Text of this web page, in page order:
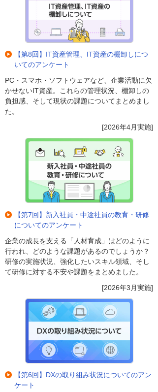
【第8回】IT資産管理、IT資産の棚卸しにつ
いてのアンケート
PC・スマホ・ソフトウェアなど、企業活動に欠
かせないIT資産。これらの管理状況、棚卸しの
負担感、そして現状の課題についてまとめまし
た。
[2026年4月実施]
【第7回】新入社員・中途社員の教育・研修
についてのアンケート
企業の成長を支える「人材育成」はどのように
行われ、どのような課題があるのでしょうか？
研修の実施状況、強化したいスキル領域、そし
て研修に対する不安や課題をまとめました。
[2026年3月実施]
【第6回】DXの取り組み状況についてのアン
ケート